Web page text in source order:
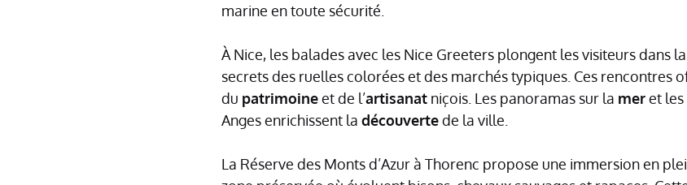
marine en toute sécurité.
À Nice, les balades avec les Nice Greeters plongent les visiteurs dans la
secrets des ruelles colorées et des marchés typiques. Ces rencontres
du patrimoineet de l’artisanat niçois. Les panoramas sur la meret les
Anges enrichissent la découvertede la ville.
La Réserve des Monts d’Azur à Thorenc propose une immersion en